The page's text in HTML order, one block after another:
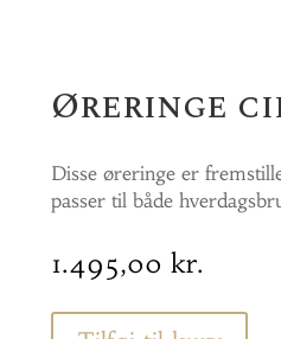
Øreringe
Disse øreringe er
passer til både
1.495,00 kr.